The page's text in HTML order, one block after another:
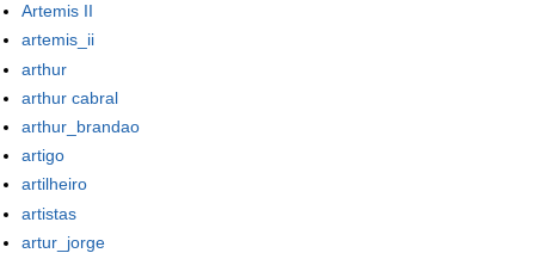
Artemis II
artemis_ii
arthur
arthur cabral
arthur_brandao
artigo
artilheiro
artistas
artur_jorge